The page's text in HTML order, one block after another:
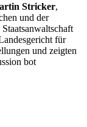
Stricker,
und der
Staatsanwaltschaft
für
und zeigten
bot